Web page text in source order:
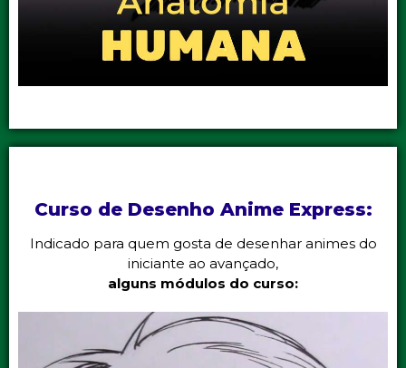
Curso de Desenho Anime Express:
Indicado para quem gosta de desenhar animes do
iniciante ao avançado,
alguns módulos do curso: